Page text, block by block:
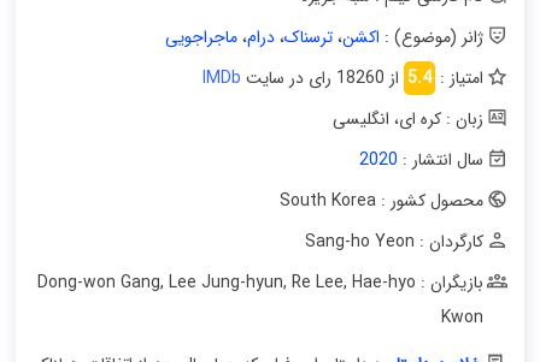
ژانر (موضوع) : اکشن،ترسناک،درام،ماجراجویی
امتیاز : 5.4 از 18260 رای در سایت
IMDb
زبان : کره ای، انگلیسی
سال انتشار : 2020
محصول کشور : South Korea
کارگردان : Sang-ho Yeon
بازیگران : Dong-won Gang
, Lee Jung-hyun, Re Lee, Hae-hyo
Kwon